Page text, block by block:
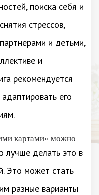
поиска себя и
стрессов,
и детьми,
и
рекомендуется
его
картами» можно
лучше делать это в
Это может стать
разные варианты